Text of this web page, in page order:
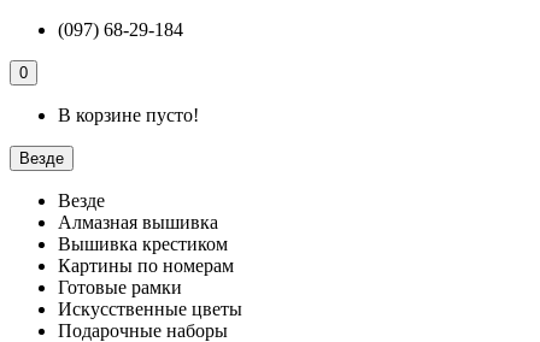
(097) 68-29-184
0
В корзине пусто!
Везде
Везде
Алмазная вышивка
Вышивка крестиком
Картины по номерам
Готовые рамки
Искусственные цветы
Подарочные наборы